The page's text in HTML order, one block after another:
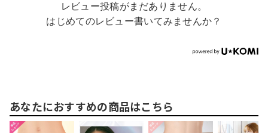
レビュー投稿がまだありません。
はじめてのレビュー書いてみませんか？
あなたにおすすめの商品はこちら